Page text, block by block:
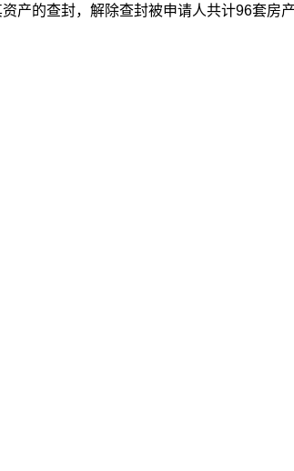
的查封，解除查封被申请人共计96套房